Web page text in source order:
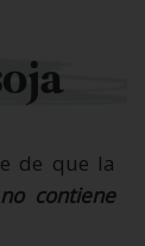
de que la
contiene